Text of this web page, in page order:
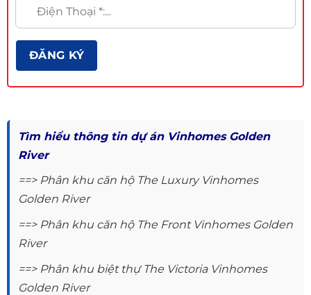
Tìm hiểu thông tin dự án Vinhomes Golden
River
==> Phân khu căn hộ The Luxury Vinhomes
Golden River
==> Phân khu căn hộ The Front Vinhomes Golden
River
==> Phân khu biệt thự The Victoria Vinhomes
Golden River